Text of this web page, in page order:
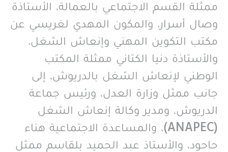
ممثلة القسم الاجتماعي بالعمالة، الأستاذة
وصال أسرار، والمكون المهدي لغريسي عن
مكتب التكوين المهني وإنعاش الشغل،
والأستاذة دنيا الكتاني ممثلة المكتب
الوطني لإنعاش الشغل بالدريوش، إلى
جانب ممثل وزارة العدل، ورئيس جماعة
الدريوش، ومدير وكالة إنعاش الشغل
(ANAPEC)، والمساعدة الاجتماعية هناء
حاحود، والأستاذ عبد الحميد بلقاسم ممثل